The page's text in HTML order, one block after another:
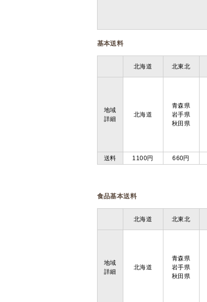
基本送料
北海道 北東北
地域
詳細
北海道
青森県
岩手県
秋田県
送料 1100円 660円
食品基本送料
北海道 北東北
地域
詳細
北海道
青森県
岩手県
秋田県